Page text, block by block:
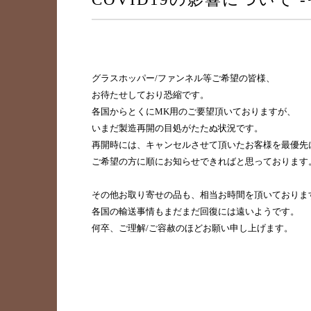
グラスホッパー/ファンネル等ご希望の皆様、
お待たせしており恐縮です。
各国からとくにMK用のご要望頂いておりますが、
いまだ製造再開の目処がたたぬ状況です。
再開時には、キャンセルさせて頂いたお客様を最優先
ご希望の方に順にお知らせできればと思っております
その他お取り寄せの品も、相当お時間を頂いておりま
各国の輸送事情もまだまだ回復には遠いようです。
何卒、ご理解/ご容赦のほどお願い申し上げます。